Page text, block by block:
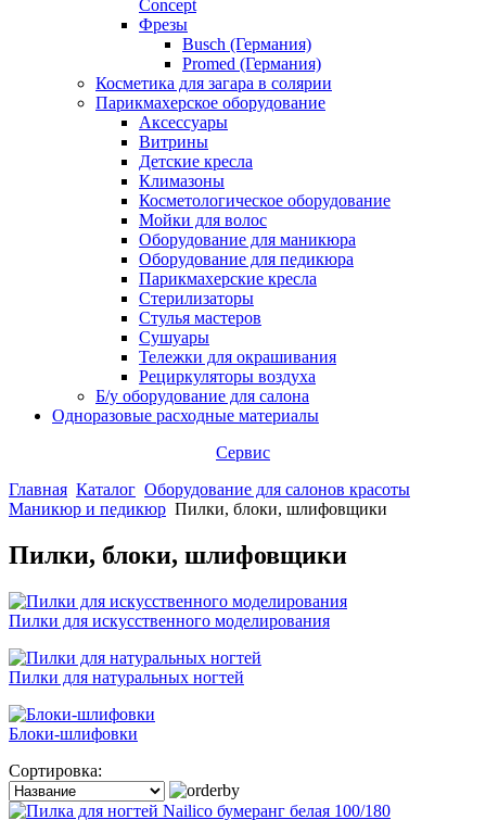
Concept
Фрезы
Busch (Германия)
Promed (Германия)
Косметика для загара в солярии
Парикмахерское оборудование
Аксессуары
Витрины
Детские кресла
Климазоны
Косметологическое оборудование
Мойки для волос
Оборудование для маникюра
Оборудование для педикюра
Парикмахерские кресла
Стерилизаторы
Стулья мастеров
Сушуары
Тележки для окрашивания
Рециркуляторы воздуха
Б/у оборудование для салона
Одноразовые расходные материалы
Сервис
Главная Каталог Оборудование для салонов красоты
Маникюр и педикюр Пилки, блоки, шлифовщики
Пилки, блоки, шлифовщики
Пилки для искусственного моделирования
Пилки для натуральных ногтей
Блоки-шлифовки
Сортировка: